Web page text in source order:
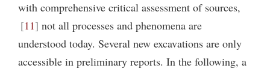
with comprehensive critical assessment of sources,
11 not all processes and phenomena are
understood today. Several new excavations are only
accessible in preliminary reports. In the following, a